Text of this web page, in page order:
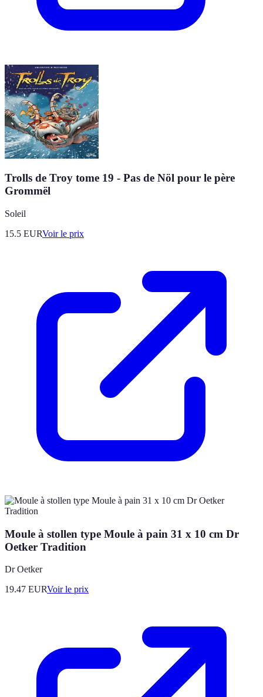
Trolls de Troy tome 19 - Pas de Nöl pour le père
Grommël
Soleil
15.5 EURVoir le prix
Moule à stollen type Moule à pain 31 x 10 cm Dr
Oetker Tradition
Dr Oetker
19.47 EURVoir le prix